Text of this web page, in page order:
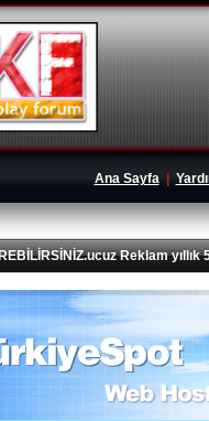
Ana Sayfa|
Reklam yıllık